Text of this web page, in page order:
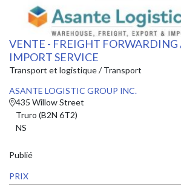
VENTE - FREIGHT
IMPORT SERVICE
Transport et logistique / Transport
ASANTE LOGISTIC GROUP INC.
435 Willow Street
Truro (B2N 6T2)
NS
Publié
PRIX